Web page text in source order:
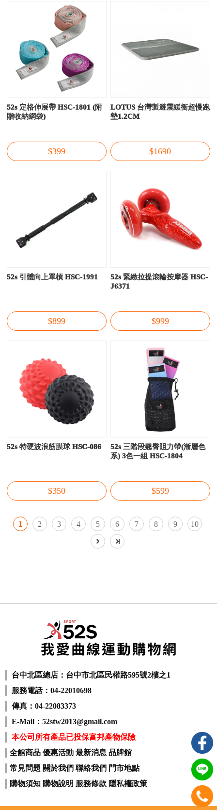
52s 定格伸展帶 HSC-1801 (附
贈收納網袋)
$399
LOTUS 台灣製避震緩衝超慢跑
墊1.2CM
$1690
52s 引體向上單槓 HSC-1991
$899
52s 緊緻拉提滾輪按摩器 HSC-
J6371
$999
52s 特硬波浪筋膜球 HSC-086
$350
52s 三階段翹臀阻力帶(漸層色
系) 3色一組 HSC-1804
$599
1 2 3 4 5 6 7 8 9 10
台中北區總店：台中市北區民權路595號2樓之1
服務電話：04-22010698
傳真：04-22083373
E-Mail：52stw2013@gmail.com
本公司所有產品已投保富邦產物保險
全館商品 優惠活動 最新消息 品牌館
常見問題 關於我們 聯絡我們 門市地點
購物須知 購物說明 服務條款 隱私權政策